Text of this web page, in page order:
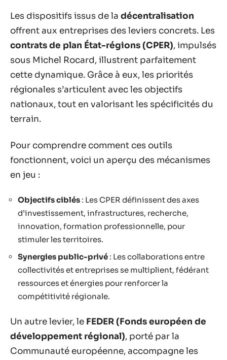
Les dispositifs issus de la décentralisation
offrent aux entreprises des leviers concrets. Les
contrats de plan État-régions (CPER), impulsés
sous Michel Rocard, illustrent parfaitement
cette dynamique. Grâce à eux, les priorités
régionales s’articulent avec les objectifs
nationaux, tout en valorisant les spécificités du
terrain.
Pour comprendre comment ces outils
fonctionnent, voici un aperçu des mécanismes
en jeu :
Objectifs ciblés : Les CPER définissent des axes
d’investissement, infrastructures, recherche,
innovation, formation professionnelle, pour
stimuler les territoires.
Synergies public-privé : Les collaborations entre
collectivités et entreprises se multiplient, fédérant
ressources et énergies pour renforcer la
compétitivité régionale.
Un autre levier, le FEDER (Fonds européen de
développement régional), porté par la
Communauté européenne, accompagne les